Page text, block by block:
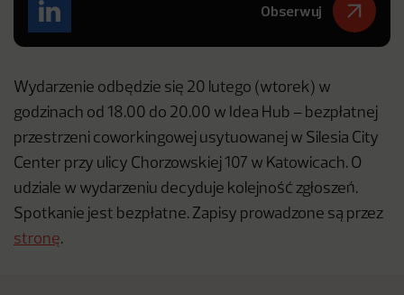
Obserwuj
Wydarzenie odbędzie się 20 lutego (wtorek) w
godzinach od 18.00 do 20.00 w Idea Hub – bezpłatnej
przestrzeni coworkingowej usytuowanej w Silesia City
Center przy ulicy Chorzowskiej 107 w Katowicach. O
udziale w wydarzeniu decyduje kolejność zgłoszeń.
Spotkanie jest bezpłatne. Zapisy prowadzone są przez
stronę.